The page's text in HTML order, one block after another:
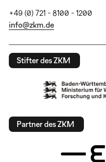
+49 (0) 721 - 8100 - 1200
info@zkm.de
Stifter des ZKM
Partner des ZKM